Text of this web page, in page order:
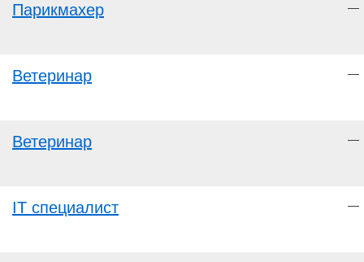
Парикмахер —
Ветеринар —
Ветеринар —
IT специалист —